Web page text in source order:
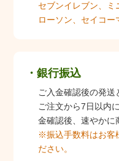
セブンイレブン、ミ
ローソン、セイコー
銀行振込
ご入金確認後の発送
ご注文から7日以内
金確認後、速やかに
※振込手数料はお客
ださい。